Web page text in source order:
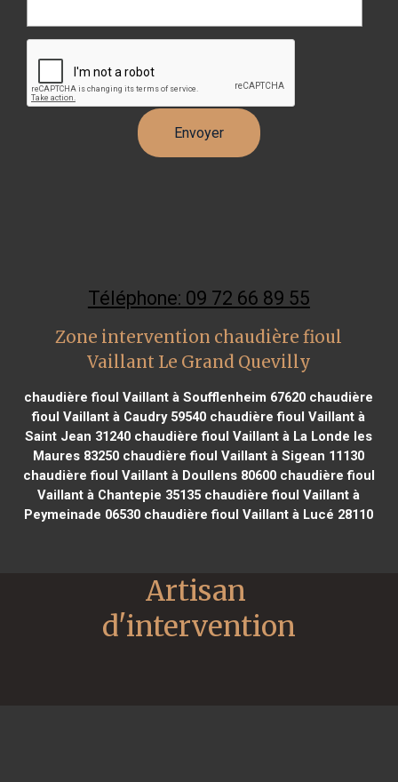
Téléphone: 09 72 66 89 55
Zone intervention chaudière fioul
Vaillant Le Grand Quevilly
chaudière fioul Vaillant à Soufflenheim 67620 chaudière
fioul Vaillant à Caudry 59540 chaudière fioul Vaillant à
Saint Jean 31240 chaudière fioul Vaillant à La Londe les
Maures 83250 chaudière fioul Vaillant à Sigean 11130
chaudière fioul Vaillant à Doullens 80600chaudière fioul
Vaillant à Chantepie 35135 chaudière fioul Vaillant à
Peymeinade 06530 chaudière fioul Vaillant à Lucé 28110
Artisan
d'intervention